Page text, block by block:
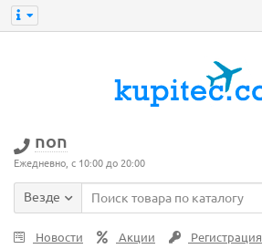
non
Ежедневно, с 10:00 до 20:00
Везде
Новости Акции Регистрация